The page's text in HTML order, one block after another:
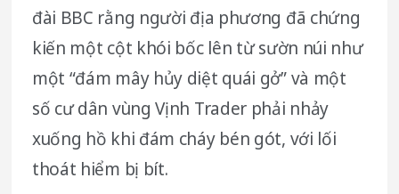
đài BBC rằng người địa phương đã chứng
kiến một cột khói bốc lên từ sườn núi như
một “đám mây hủy diệt quái gở” và một
số cư dân vùng Vịnh Trader phải nhảy
xuống hồ khi đám cháy bén gót, với lối
thoát hiểm bị bít.